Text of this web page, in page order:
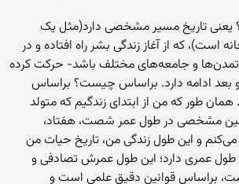
یعنی تاریخ مسیر مشخصی دارد(مثل یک
است)، که از آغاز زندگی بشر راه افتاده و در
و جامعه‌های مختلف باشد- حرکت کرده
و بعد ادامه دارد. براساس چیست؟ براساس
طور که من از ابتدای زندگیم که متولد
مشخصی در طول عمر شصت، هفتاد،
و این طول زندگی من، تاریخ حیات من
عمری دارد؛ این طول عمرش تصادفی و
براساس قوانین دقیق علمی است و